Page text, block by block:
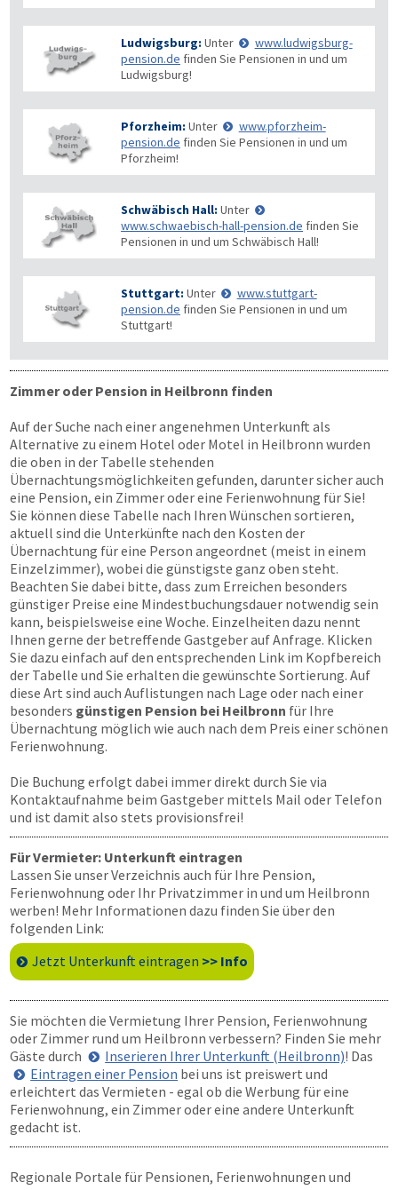
Ludwigsburg: Unter
www.ludwigsburg-
pension.de finden Sie Pensionen in und um
Ludwigsburg!
Pforzheim: Unter
www.pforzheim-
pension.de finden Sie Pensionen in und um
Pforzheim!
Schwäbisch Hall: Unter
www.schwaebisch-hall-pension.de finden Sie
Pensionen in und um Schwäbisch Hall!
Stuttgart: Unter
www.stuttgart-
pension.de finden Sie Pensionen in und um
Stuttgart!
Zimmer oder Pension in Heilbronn finden
Auf der Suche nach einer angenehmen Unterkunft als
Alternative zu einem Hotel oder Motel in Heilbronn wurden
die oben in der Tabelle stehenden
Übernachtungsmöglichkeiten gefunden, darunter sicher auch
eine Pension, ein Zimmer oder eine Ferienwohnung für Sie!
Sie können diese Tabelle nach Ihren Wünschen sortieren,
aktuell sind die Unterkünfte nach den Kosten der
Übernachtung für eine Person angeordnet (meist in einem
Einzelzimmer), wobei die günstigste ganz oben steht.
Beachten Sie dabei bitte, dass zum Erreichen besonders
günstiger Preise eine Mindestbuchungsdauer notwendig sein
kann, beispielsweise eine Woche. Einzelheiten dazu nennt
Ihnen gerne der betreffende Gastgeber auf Anfrage. Klicken
Sie dazu einfach auf den entsprechenden Link im Kopfbereich
der Tabelle und Sie erhalten die gewünschte Sortierung. Auf
diese Art sind auch Auflistungen nach Lage oder nach einer
besonders günstigen Pension bei Heilbronn für Ihre
Übernachtung möglich wie auch nach dem Preis einer schönen
Ferienwohnung.
Die Buchung erfolgt dabei immer direkt durch Sie via
Kontaktaufnahme beim Gastgeber mittels Mail oder Telefon
und ist damit also stets provisionsfrei!
Für Vermieter: Unterkunft eintragen
Lassen Sie unser Verzeichnis auch für Ihre Pension,
Ferienwohnung oder Ihr Privatzimmer in und um Heilbronn
werben! Mehr Informationen dazu finden Sie über den
folgenden Link:
Jetzt Unterkunft eintragen >> Info
Sie möchten die Vermietung Ihrer Pension, Ferienwohnung
oder Zimmer rund um Heilbronn verbessern? Finden Sie mehr
Gäste durch
Inserieren Ihrer Unterkunft (Heilbronn)! Das
Eintragen einer Pension bei uns ist preiswert und
erleichtert das Vermieten - egal ob die Werbung für eine
Ferienwohnung, ein Zimmer oder eine andere Unterkunft
gedacht ist.
Regionale Portale für Pensionen, Ferienwohnungen und